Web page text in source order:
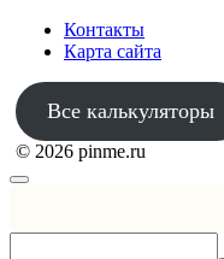
Контакты
Карта сайта
Все калькуляторы
© 2026 pinme.ru